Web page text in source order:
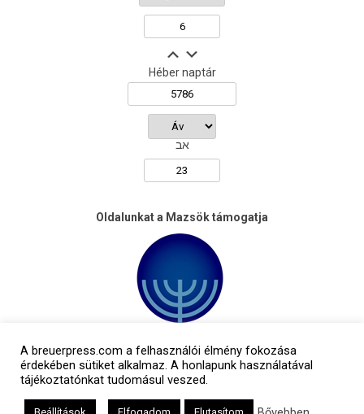
Héber naptár
אב
Oldalunkat a Mazsök támogatja
A breuerpress.com a felhasználói élmény fokozása
érdekében sütiket alkalmaz. A honlapunk használatával
tájékoztatónkat tudomásul veszed.